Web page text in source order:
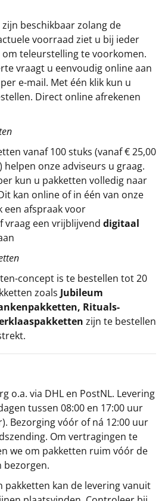
beschikbaar zolang de
voorraad ziet u bij ieder
om teleurstelling te voorkomen.
vraagt u eenvoudig online aan
e-mail. Met één klik kun u
Direct online afrekenen
vanaf 100 stuks (vanaf € 25,00
helpen onze adviseurs u graag.
kun u pakketten volledig naar
kan online of in één van onze
een afspraak voor
vraag een vrijblijvend digitaal
-concept is te bestellen tot 20
zoals Jubileum
, Rituals-
zijn te bestellen
o.a. via DHL en PostNL. Levering
tussen 08:00 en 17:00 uur
Bezorging vóór of ná 12:00 uur
Om vertragingen te
we om pakketten ruim vóór de
pakketten kan de levering vanuit